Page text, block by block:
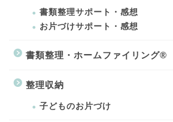
書類整理サポート・感想
お片づけサポート・感想
書類整理・ホームファイリング®
整理収納
子どものお片づけ